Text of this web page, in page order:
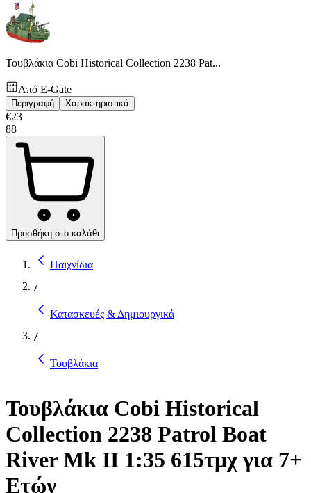
Τουβλάκια Cobi Historical Collection 2238 Pat...
Από E-Gate
Περιγραφή Χαρακτηριστικά
€23
88
Προσθήκη στο καλάθι
Παιχνίδια
/
Κατασκευές & Δημιουργικά
/
Τουβλάκια
Τουβλάκια Cobi Historical
Collection 2238 Patrol Boat
River Mk II 1:35 615τμχ για 7+
Ετών